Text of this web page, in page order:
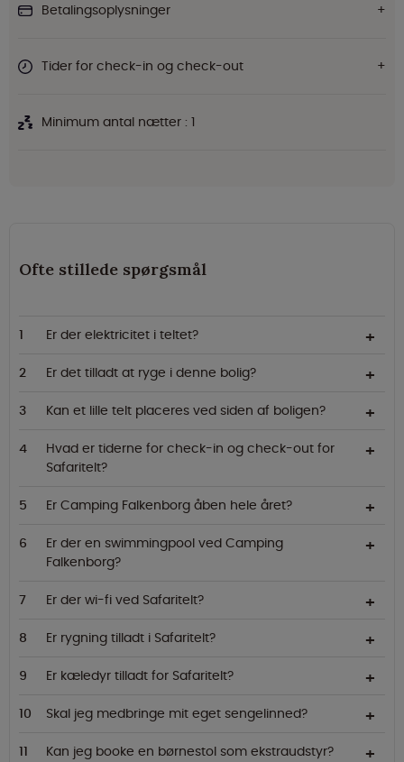
Betalingsoplysninger
Tider for check-in og check-out
Minimum antal nætter : 1
Ofte stillede spørgsmål
Er der elektricitet i teltet?
Er det tilladt at ryge i denne bolig?
Kan et lille telt placeres ved siden af boligen?
Hvad er tiderne for check-in og check-out for
Safaritelt?
Er Camping Falkenborg åben hele året?
Er der en swimmingpool ved Camping
Falkenborg?
Er der wi-fi ved Safaritelt?
Er rygning tilladt i Safaritelt?
Er kæledyr tilladt for Safaritelt?
Skal jeg medbringe mit eget sengelinned?
Kan jeg booke en børnestol som ekstraudstyr?